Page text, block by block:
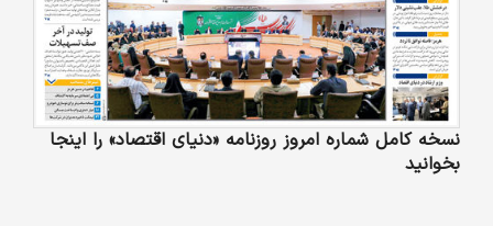
نسخه کامل شماره امروز روزنامه «دنیای‌ اقتصاد» را اینجا
بخوانید